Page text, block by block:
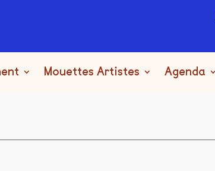
Mouettes Artistes Agenda